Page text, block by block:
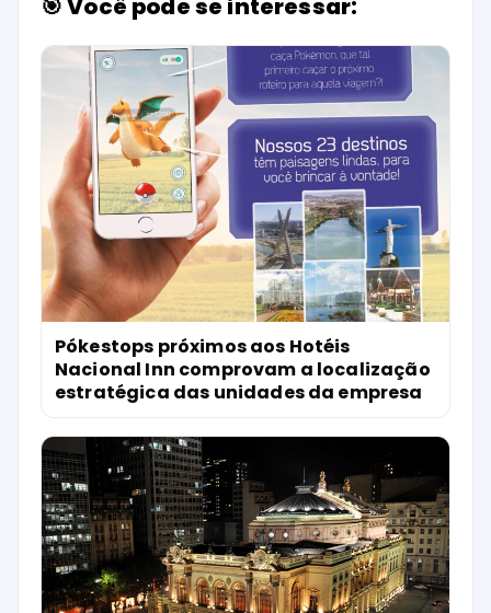
🎯 Você pode se interessar:
Pókestops próximos aos Hotéis
Nacional Inn comprovam a localização
estratégica das unidades da empresa